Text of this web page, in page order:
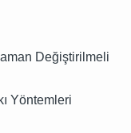
Değiştirilmeli
Yöntemleri